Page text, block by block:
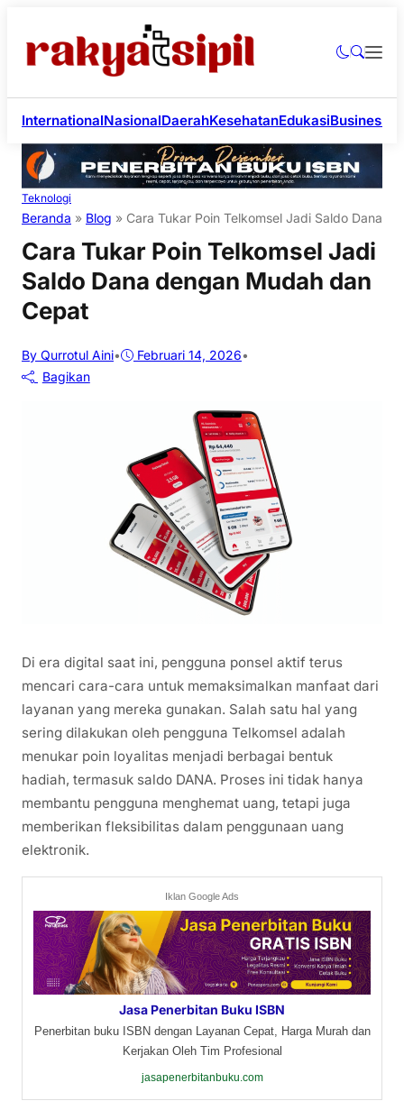
InternationalNasionalDaerahKesehatanEdukasiBusiness
Teknologi
Beranda » Blog » Cara Tukar Poin Telkomsel Jadi Saldo Dana
Cara Tukar Poin Telkomsel Jadi
Saldo Dana dengan Mudah dan
Cepat
By Qurrotul Aini• Februari 14, 2026•
Bagikan
Di era digital saat ini, pengguna ponsel aktif terus
mencari cara-cara untuk memaksimalkan manfaat dari
layanan yang mereka gunakan. Salah satu hal yang
sering dilakukan oleh pengguna Telkomsel adalah
menukar poin loyalitas menjadi berbagai bentuk
hadiah, termasuk saldo DANA. Proses ini tidak hanya
membantu pengguna menghemat uang, tetapi juga
memberikan fleksibilitas dalam penggunaan uang
elektronik.
Iklan Google Ads
Jasa Penerbitan Buku ISBN
Penerbitan buku ISBN dengan Layanan Cepat, Harga Murah dan
Kerjakan Oleh Tim Profesional
jasapenerbitanbuku.com